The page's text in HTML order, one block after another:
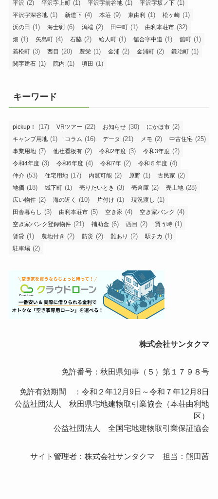
平沢 (2) 平沢字上町 (1) 平沢字前谷地 (1) 平沢字坂ノ下 (1)
平沢字深谷地 (1) 新道下 (4) 本荘 (9) 東由利 (1) 松ヶ崎 (1)
浜の田 (1) 海士剝 (6) 潟端 (2) 田中町 (1) 由利本荘市 (32)
畑 (1) 矢島町 (4) 石脇 (2) 給人町 (1) 舘合字中道 (1) 舘町 (1)
若松町 (3) 西目 (20) 豊栄 (1) 金浦 (2) 金浦町 (2) 鍛冶町 (1)
関字建石 (1) 院内 (1) 頃田 (1)
キーワード
pickup！ (17) VRツアー (22) お知らせ (30) にかほ市 (2)
キャンプ用地 (1) コラム (16) データ (21) メモ (2) 中古住宅 (25)
事業用地 (7) 他社看板有 (2) 令和2年度 (3) 令和3年度 (2)
令和4年度 (3) 令和6年度 (4) 令和7年 (2) 令和５年度 (4)
仲介 (53) 住宅用地 (17) 内覧可能 (2) 原野 (1) 古民家 (2)
地価 (18) 城下町 (1) 売りたいとき (3) 売倉庫 (2) 売土地 (28)
広い物件 (2) 海の近く (10) 片付け (1) 現況渡し (1)
田舎暮らし (3) 由利本荘市 (5) 空き家 (4) 空き家バンク (4)
空き家バンク登録物件 (21) 補助金 (6) 西目 (2) 買う時 (1)
賃貸 (1) 農地付き (2) 防災 (2) 難あり (2) 駅チカ (1)
駐車場 (2)
株式会社サンタクマ
免許番号：秋田県知事（５）第１７９８号
免許有効期間 ：令和２年12月9日～令和７年12月8日
公益社団法人 秋田県宅地建物取引業協会（本荘由利地
区）
公益社団法人 全国宅地建物取引業保証協会
サイト管理者：株式会社サンタクマ 担当：熊田茜